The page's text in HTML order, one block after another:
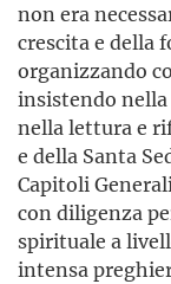
non era
crescita e della
organizzando
insistendo
nella lettura e
e della Santa
Capitoli
con diligenza
spirituale a
intensa